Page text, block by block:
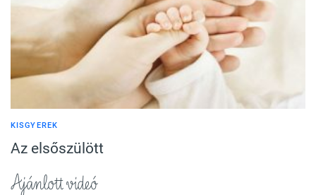
KISGYEREK
Az elsőszülött
Ajánlott videó